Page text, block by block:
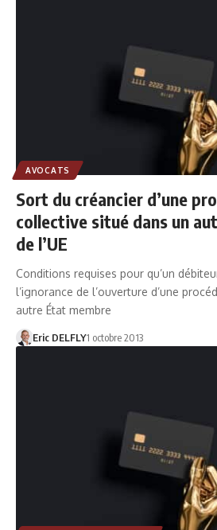
AVOCATS
Sort du créancier d’une
collective situé dans un
de l’UE
Conditions requises pour qu’un
l’ignorance de l’ouverture d’une
autre État membre
Eric DELFLY1 octobre 2013